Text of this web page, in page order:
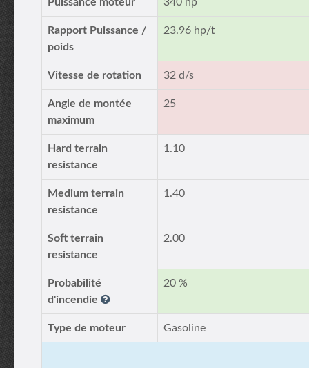
Rapport Puissance /
poids
23.96 hp/t
Vitesse de rotation 32 d/s
Angle de montée
maximum
25
Hard terrain
resistance
1.10
Medium terrain
resistance
1.40
Soft terrain
resistance
2.00
Probabilité
d'incendie
20 %
Type de moteur Gasoline